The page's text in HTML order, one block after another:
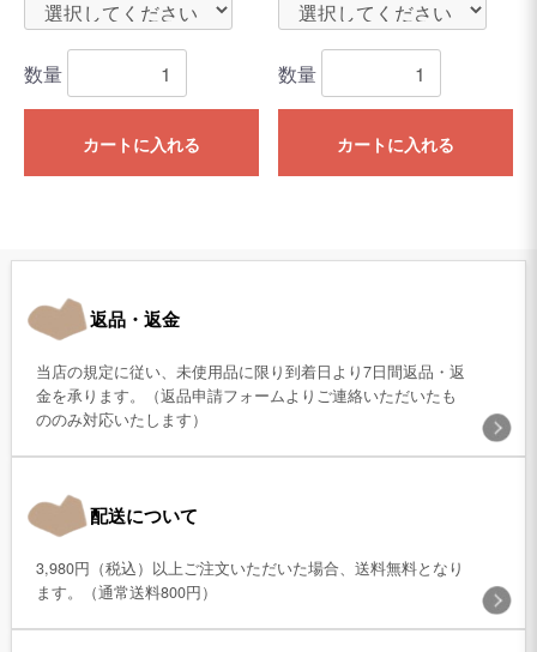
数量
カートに入れる
数量
カートに入れる
返品・返金
当店の規定に従い、未使用品に限り到着日より7日間返品・返
金を承ります。（返品申請フォームよりご連絡いただいたも
ののみ対応いたします）
配送について
3,980円（税込）以上ご注文いただいた場合、送料無料となり
ます。（通常送料800円）